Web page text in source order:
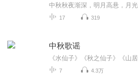
17 319
中秋歌谣
7 4.3万